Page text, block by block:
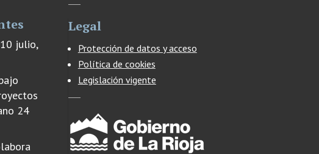
10 julio,
24
Legal
Protección de datos y acceso
Política de cookies
Legislación vigente